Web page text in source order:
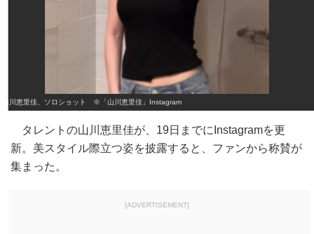
山川恵里佳、ソロショット ※「山川恵里佳」Instagram
タレントの山川恵里佳が、19日までにInstagramを更
新。美スタイル際立つ姿を披露すると、ファンから称賛が
集まった。
[ADVERTISEMENT]